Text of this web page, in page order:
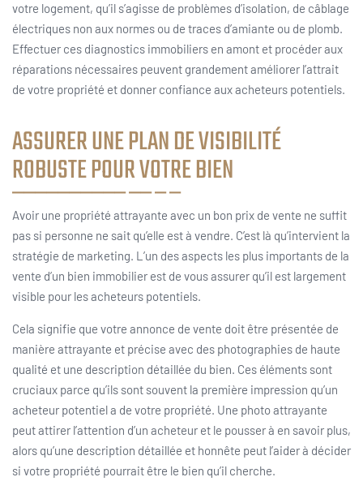
votre logement, qu’il s’agisse de problèmes d’isolation, de câblage
électriques non aux normes ou de traces d’amiante ou de plomb.
Effectuer ces diagnostics immobiliers en amont et procéder aux
réparations nécessaires peuvent grandement améliorer l’attrait
de votre propriété et donner confiance aux acheteurs potentiels.
ASSURER UNE PLAN DE VISIBILITÉ
ROBUSTE POUR VOTRE BIEN
Avoir une propriété attrayante avec un bon prix de vente ne suffit
pas si personne ne sait qu’elle est à vendre. C’est là qu’intervient la
stratégie de marketing. L’un des aspects les plus importants de la
vente d’un bien immobilier est de vous assurer qu’il est largement
visible pour les acheteurs potentiels.
Cela signifie que votre annonce de vente doit être présentée de
manière attrayante et précise avec des photographies de haute
qualité et une description détaillée du bien. Ces éléments sont
cruciaux parce qu’ils sont souvent la première impression qu’un
acheteur potentiel a de votre propriété. Une photo attrayante
peut attirer l’attention d’un acheteur et le pousser à en savoir plus,
alors qu’une description détaillée et honnête peut l’aider à décider
si votre propriété pourrait être le bien qu’il cherche.